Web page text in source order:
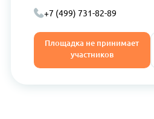
+7 (499) 731-82-89
Площадка не принимает
участников